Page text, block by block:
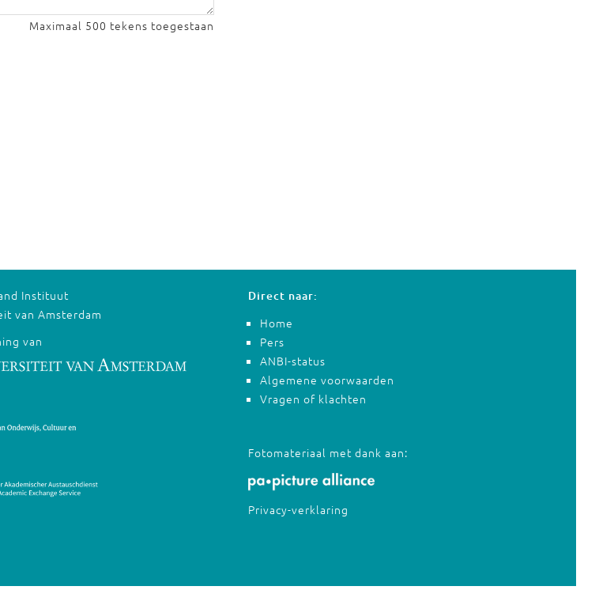
Maximaal 500 tekens toegestaan
Instituut
van Amsterdam
van
Direct naar:
Home
Pers
ANBI-status
Algemene voorwaarden
Vragen of klachten
Fotomateriaal met dank aan:
Privacy-verklaring